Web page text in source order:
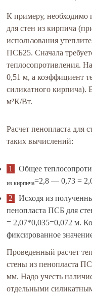
К примеру, необходимо
для стен из кирпича
использования
ПСБ25. Сначала
теплосопротивления.
0,51 м, а коэффициент
силикатного кирпича).
м²К/Вт.
Расчет пенопласта для
таких вычислений:
Общее
из кирпича=2,8 — 0,73 =
Исходя из
пенопласта ПСБ для
= 2,07*0,035=0,072 м.
фиксированное
Проведенный расчет
стены из пенопласта
мм. Надо учесть
отдельными